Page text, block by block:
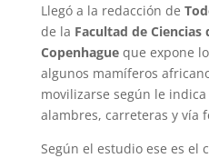
Llegó a la redacción de
de la Facultad de
Copenhagueque expone
algunos mamíferos
movilizarse según le
alambres, carreteras y vía
Según el estudio ese es el